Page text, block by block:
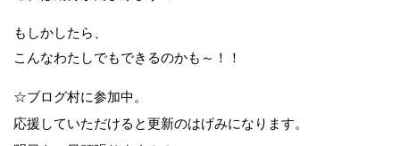
もしかしたら、
こんなわたしでもできるのかも～！！
☆ブログ村に参加中。
応援していただけると更新のはげみになります。